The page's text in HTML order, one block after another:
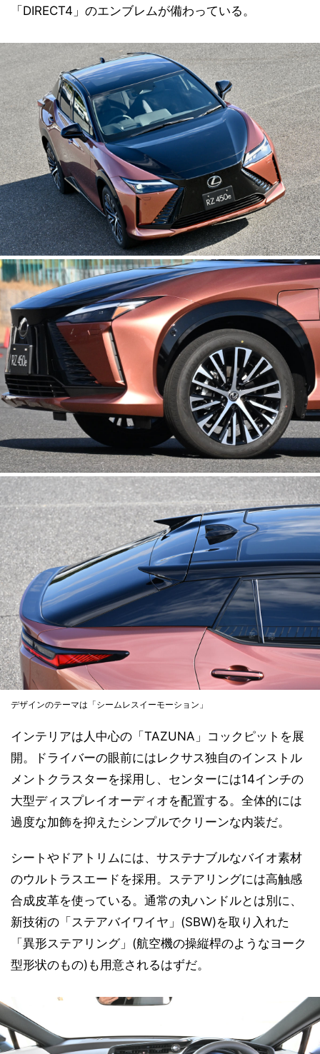
「DIRECT4」のエンブレムが備わっている。
デザインのテーマは「シームレスイーモーション」
インテリアは人中心の「TAZUNA」コックピットを展
開。ドライバーの眼前にはレクサス独自のインストル
メントクラスターを採用し、センターには14インチの
大型ディスプレイオーディオを配置する。全体的には
過度な加飾を抑えたシンプルでクリーンな内装だ。
シートやドアトリムには、サステナブルなバイオ素材
のウルトラスエードを採用。ステアリングには高触感
合成皮革を使っている。通常の丸ハンドルとは別に、
新技術の「ステアバイワイヤ」(SBW)を取り入れた
「異形ステアリング」(航空機の操縦桿のようなヨーク
型形状のもの)も用意されるはずだ。